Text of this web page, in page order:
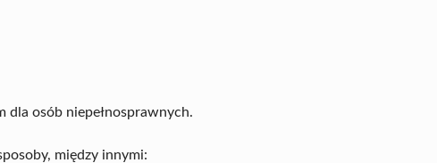
dla osób niepełnosprawnych.
między innymi: